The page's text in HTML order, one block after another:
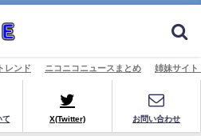
レンド ニコニコニュースまとめ 姉妹サイ
て X(Twitter) お問い合わせ